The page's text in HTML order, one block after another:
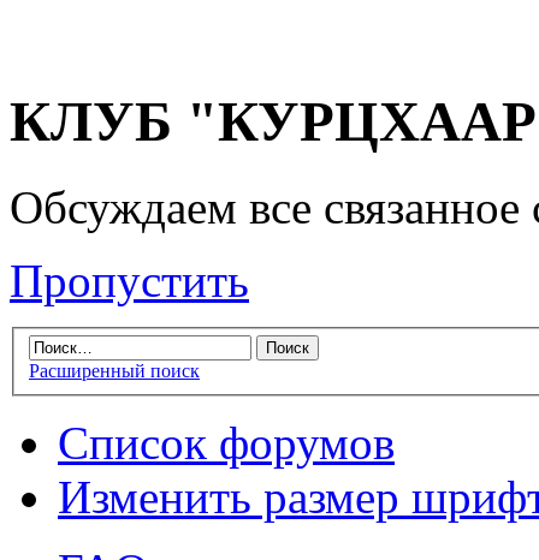
КЛУБ "КУРЦХААР"
Обсуждаем все
Пропустить
Расширенный поиск
Список форумов
Изменить размер